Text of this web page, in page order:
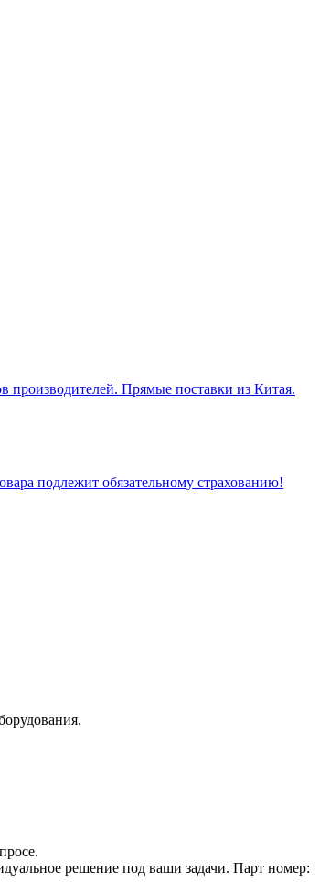
производителей. Прямые поставки из Китая.
подлежит обязательному страхованию!
решение под ваши задачи. Парт номер: